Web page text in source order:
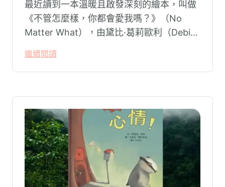
最近讀到一本溫暖且啟發深刻的繪本，叫做
《不管怎麼樣，你都會愛我嗎？》（No
Matter What），由黛比·葛莉歐利（Debi
對自我價值的懷疑，於是它開始問媽媽各種
問題，試探著愛的界限。
繼續閱讀